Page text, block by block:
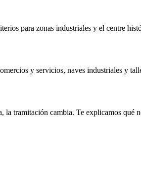
para zonas industriales y el centre
y servicios, naves industriales y
tramitación cambia. Te explicamos qué